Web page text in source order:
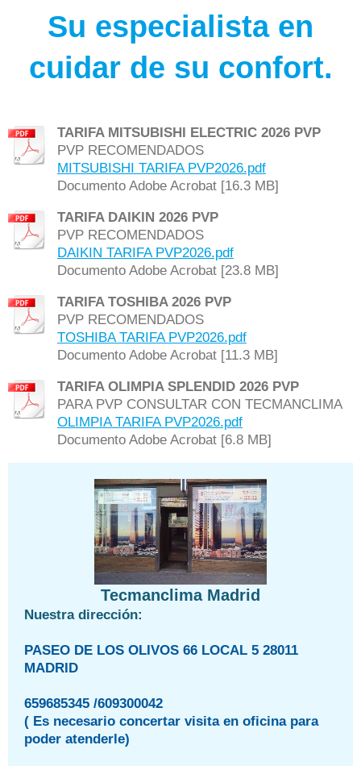
Su especialista en
cuidar de su confort.
TARIFA MITSUBISHI ELECTRIC 2026 PVP
PVP RECOMENDADOS
MITSUBISHI TARIFA PVP2026.pdf
Documento Adobe Acrobat [16.3 MB]
TARIFA DAIKIN 2026 PVP
PVP RECOMENDADOS
DAIKIN TARIFA PVP2026.pdf
Documento Adobe Acrobat [23.8 MB]
TARIFA TOSHIBA 2026 PVP
PVP RECOMENDADOS
TOSHIBA TARIFA PVP2026.pdf
Documento Adobe Acrobat [11.3 MB]
TARIFA OLIMPIA SPLENDID 2026 PVP
PARA PVP CONSULTAR CON TECMANCLIMA
OLIMPIA TARIFA PVP2026.pdf
Documento Adobe Acrobat [6.8 MB]
Tecmanclima Madrid
Nuestra dirección:
PASEO DE LOS OLIVOS 66 LOCAL 5 28011
MADRID
659685345 /609300042
( Es necesario concertar visita en oficina para
poder atenderle)